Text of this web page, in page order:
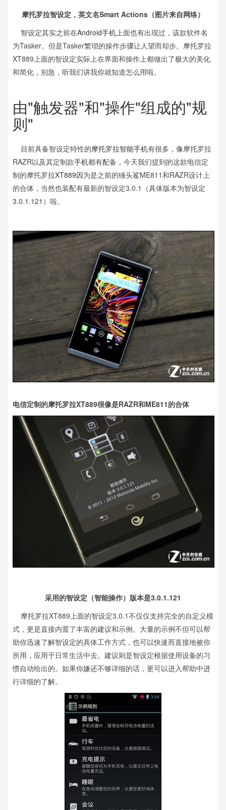
摩托罗拉智设定，英文名Smart Actions（图片来自网络）
智设定其实之前在Android手机 上面也有出现过，该款软件名
为Tasker。但是Tasker繁琐的操作步骤让人望而却步。摩托罗拉
XT889上面的智设定实际上在界面和操作上都做出了极大的美化
和简化，别急，听我们讲我你就知道怎么用啦。
由"触发器"和"操作"组成的"规
则"
目前具备智设定特性的摩托罗拉智能手机有很多，像摩托罗拉
RAZR以及其定制款手机都有配备，今天我们提到的这款电信定
制的摩托罗拉XT889因为是之前的锤头鲨ME811和RAZR设计上
的合体，当然也装配有最新的智设定3.0.1（具体版本为智设定
3.0.1.121）啦。
电信定制的摩托罗拉XT889很像是RAZR和ME811的合体
采用的智设定（智能操作）版本是3.0.1.121
摩托罗拉XT889上面的智设定3.0.1不仅仅支持完全的自定义模
式，更是直接内置了丰富的建议和示例。大量的示例不但可以帮
助你迅速了解智设定的具体工作方式，也可以快速而直接地被你
所用，应用于日常生活中去。建议则是智设定根据使用设备的习
惯自动给出的。如果你嫌还不够详细的话，更可以进入帮助中进
行详细的了解。